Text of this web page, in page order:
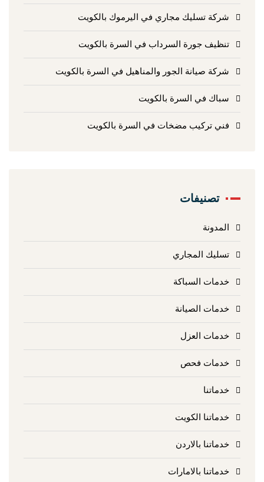
شركة تسليك مجاري في اليرموك بالكويت
تنظيف جورة السرداب في السرة بالكويت
شركة صيانة الجور والمناهيل في السرة بالكويت
سباك في السرة بالكويت
فني تركيب مضخات في السرة بالكويت
تصنيفات
المدونة
تسليك المجاري
خدمات السباكة
خدمات الصيانة
خدمات العزل
خدمات فحص
خدماتنا
خدماتنا الكويت
خدماتنا بالاردن
خدماتنا بالامارات